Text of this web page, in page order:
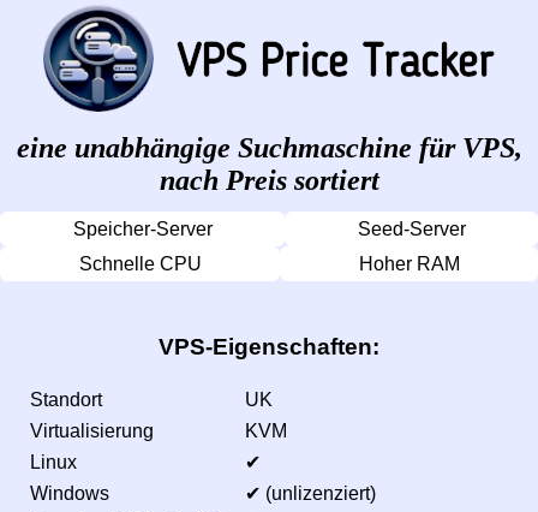
eine unabhängige Suchmaschine für VPS,
nach Preis sortiert
Speicher-Server
Seed-Server
Schnelle CPU
Hoher RAM
VPS-Eigenschaften:
Standort
UK
Virtualisierung
KVM
Linux
✔
Windows
✔ (unlizenziert)